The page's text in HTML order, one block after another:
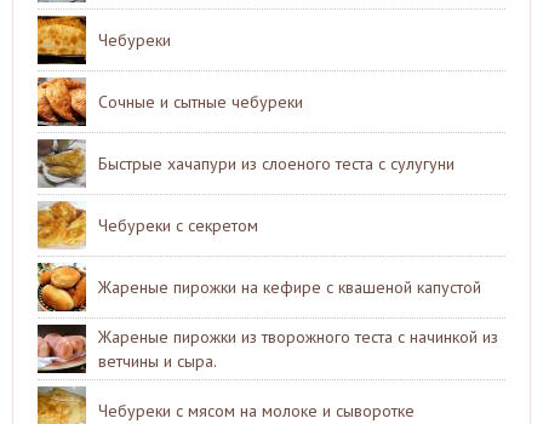
Чебуреки
Сочные и сытные чебуреки
Быстрые хачапури из слоеного теста с сулугуни
Чебуреки с секретом
Жареные пирожки на кефире с квашеной капустой
Жареные пирожки из творожного теста с начинкой из
ветчины и сыра.
Чебуреки с мясом на молоке и сыворотке